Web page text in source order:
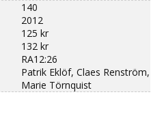
140
2012
125 kr
132 kr
RA12:26
Patrik Eklöf, Claes Renström,
Marie Törnquist